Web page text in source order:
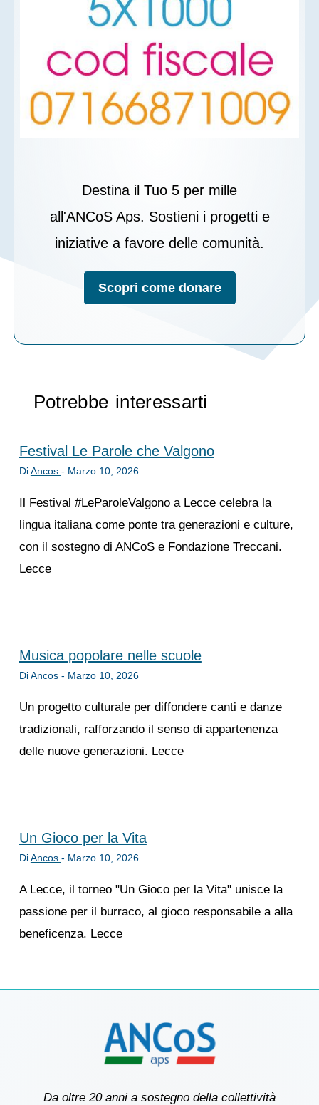
Destina il Tuo 5 per mille
all'ANCoS Aps. Sostieni i progetti e
iniziative a favore delle comunità.
Scopri come donare
Potrebbe interessarti
Festival Le Parole che Valgono
DiAncos - Marzo 10, 2026
Il Festival #LeParoleValgono a Lecce celebra la
lingua italiana come ponte tra generazioni e culture,
con il sostegno di ANCoS e Fondazione Treccani.
Lecce
Musica popolare nelle scuole
DiAncos - Marzo 10, 2026
Un progetto culturale per diffondere canti e danze
tradizionali, rafforzando il senso di appartenenza
delle nuove generazioni. Lecce
Un Gioco per la Vita
DiAncos - Marzo 10, 2026
A Lecce, il torneo "Un Gioco per la Vita" unisce la
passione per il burraco, al gioco responsabile a alla
beneficenza. Lecce
Da oltre 20 anni a sostegno della collettività